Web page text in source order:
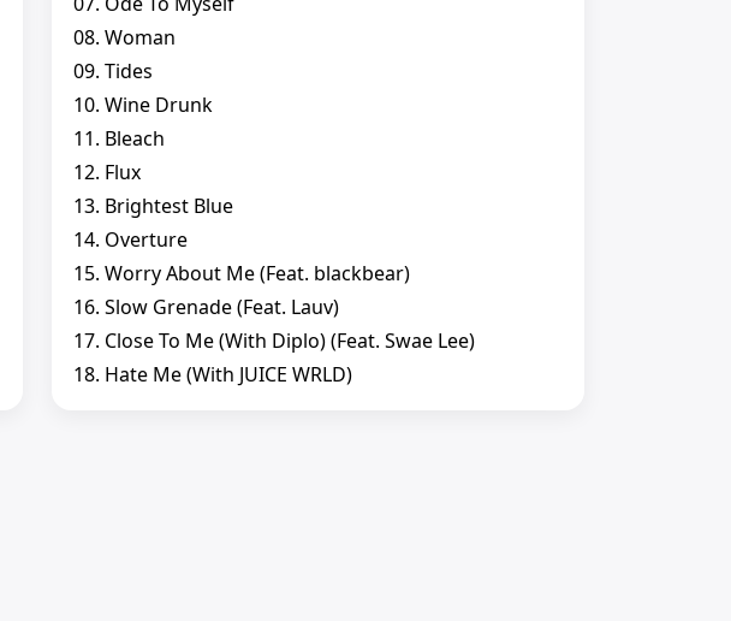
08. Woman
09. Tides
10. Wine Drunk
11. Bleach
12. Flux
13. Brightest Blue
14. Overture
15. Worry About Me (Feat. blackbear)
16. Slow Grenade (Feat. Lauv)
17. Close To Me (With Diplo) (Feat. Swae Lee)
18. Hate Me (With JUICE WRLD)